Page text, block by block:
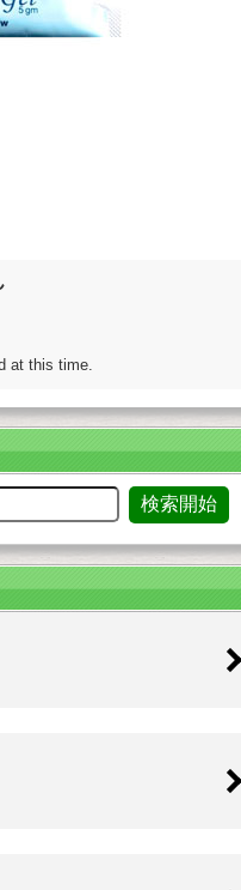
at this time.